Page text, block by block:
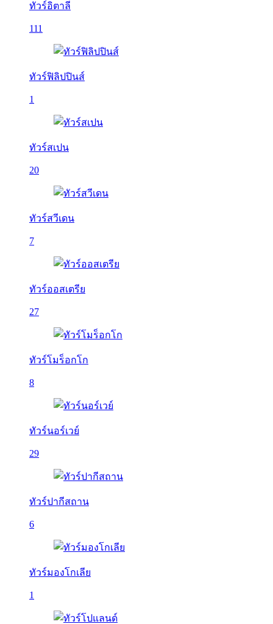
ทัวร์อิตาลี
111
ทัวร์ฟิลิปปินส์
1
ทัวร์สเปน
20
ทัวร์สวีเดน
7
ทัวร์ออสเตรีย
27
ทัวร์โมร็อกโก
8
ทัวร์นอร์เวย์
29
ทัวร์ปากีสถาน
6
ทัวร์มองโกเลีย
1